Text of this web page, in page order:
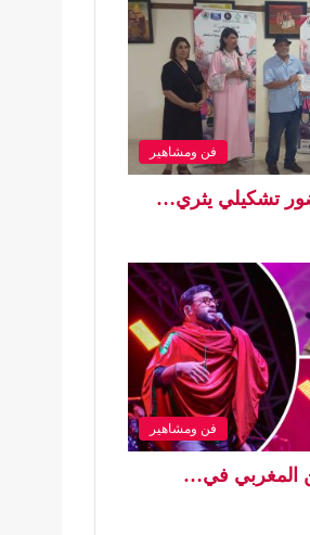
فن ومشاهير
تشكيلي يثري…
فن ومشاهير
المغربي في…